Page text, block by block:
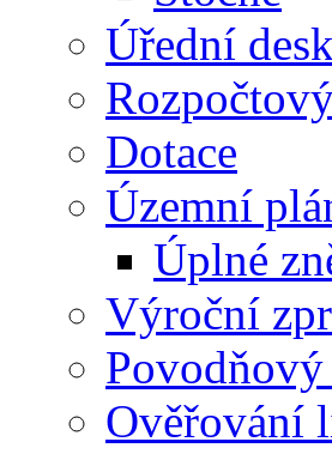
Úřední
Dotace
Územní
Úplné
Výroční
Ověřování